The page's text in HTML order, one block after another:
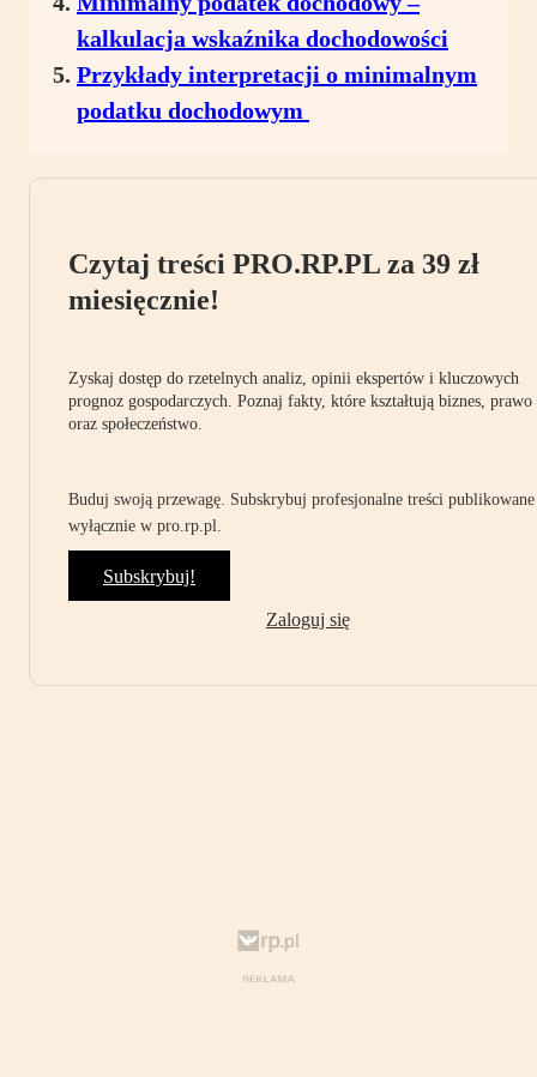
kalkulacja wskaźnika dochodowości
Przykłady interpretacji o minimalnym
podatku dochodowym
Czytaj treści PRO.RP.PL za 39 zł
miesięcznie!
Zyskaj dostęp do rzetelnych analiz, opinii ekspertów i kluczowych
prognoz gospodarczych. Poznaj fakty, które kształtują biznes, prawo
oraz społeczeństwo.
Buduj swoją przewagę. Subskrybuj profesjonalne treści publikowane
wyłącznie w pro.rp.pl.
Subskrybuj!
Zaloguj się